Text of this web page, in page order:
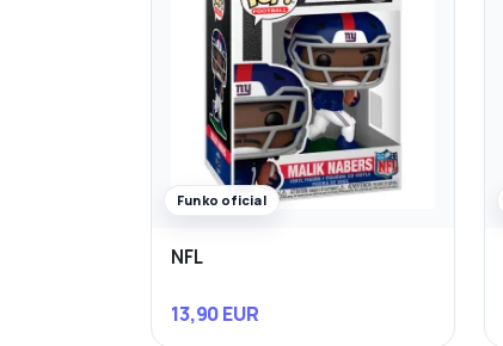
Funko oficial
NFL
13,90 EUR